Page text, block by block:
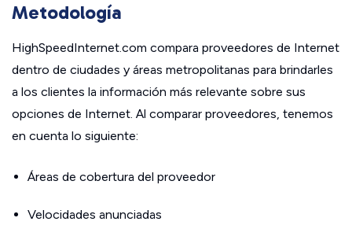
Metodología
HighSpeedInternet.com compara proveedores de Internet
dentro de ciudades y áreas metropolitanas para brindarles
a los clientes la información más relevante sobre sus
opciones de Internet. Al comparar proveedores, tenemos
en cuenta lo siguiente:
Áreas de cobertura del proveedor
Velocidades anunciadas